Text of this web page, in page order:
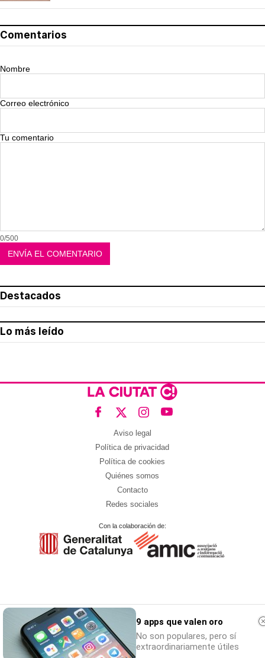
Comentarios
Nombre
Correo electrónico
Tu comentario
0/500
Destacados
Lo más leído
Aviso legal
Política de privacidad
Política de cookies
Quiénes somos
Contacto
Redes sociales
Con la colaboración de:
9 apps que valen oro
No son populares, pero sí
extraordinariamente útiles